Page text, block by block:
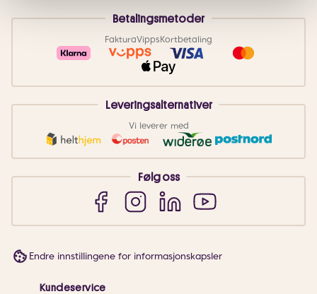
Betalingsmetoder
FakturaVippsKortbetaling
Leveringsalternativer
Vi leverer med
Følg oss
Endre innstillingene for informasjonskapsler
Kundeservice